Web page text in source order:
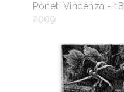
Poneti Vincenza - 18
2009